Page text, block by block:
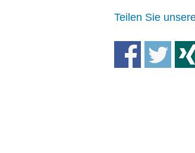
Teilen Sie